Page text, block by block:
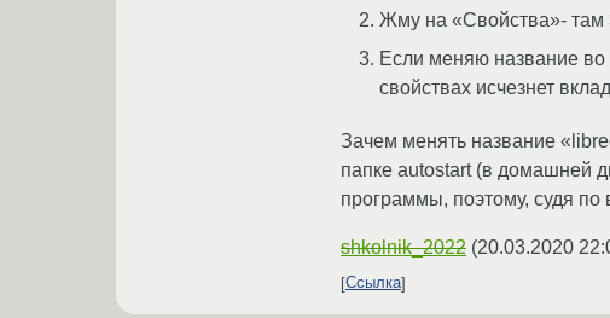
Жму на «Свойства»- там
Если меняю название
свойствах исчезнет
Зачем менять название
папке autostart (в домашней
программы, поэтому, судя по
shkolnik_2022 (20.03.2020
Ссылка